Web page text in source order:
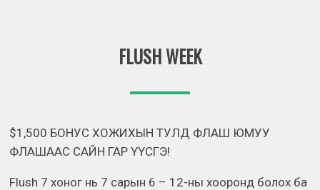
FLUSH WEEK
$1,500 БОНУС ХОЖИХЫН ТУЛД ФЛАШ ЮМУУ
ФЛАШААС САЙН ГАР ҮҮСГЭ!
Flush 7 хоног нь 7 сарын 6 – 12-ны хооронд болох ба